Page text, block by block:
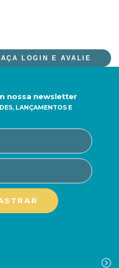
LOGIN E AVALIE
nossa newsletter
LANÇAMENTOS E